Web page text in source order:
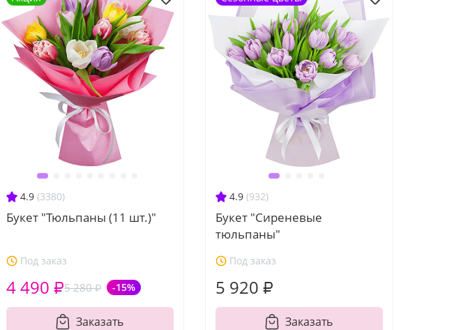
4.9 (3380)
Букет "Тюльпаны (11 шт.)"
Под заказ
5 280 ₽ -15%
4 490 ₽
Заказать
4.9 (932)
Букет "Сиреневые
тюльпаны"
Под заказ
5 920 ₽
Заказать